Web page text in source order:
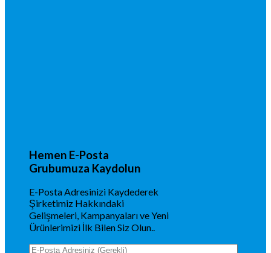
Hemen E-Posta
Grubumuza Kaydolun
E-Posta Adresinizi Kaydederek
Şirketimiz Hakkındaki
Gelişmeleri, Kampanyaları ve Yeni
Ürünlerimizi İlk Bilen Siz Olun..